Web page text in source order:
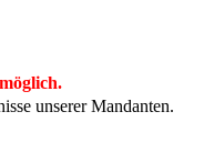
unserer Mandanten.